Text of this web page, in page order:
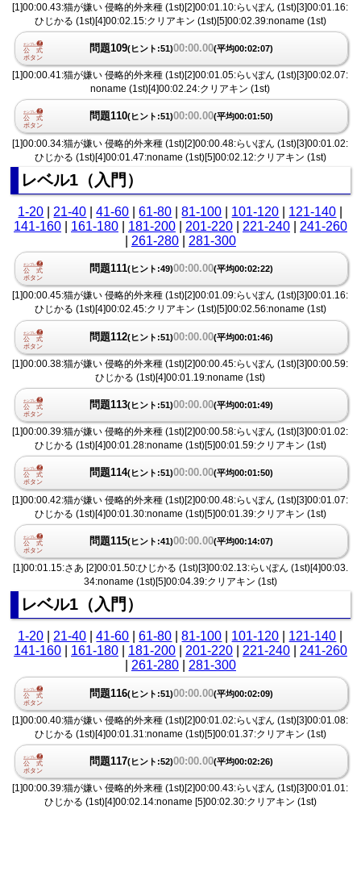
[1]00:00.43:猫が嫌い 侵略的外来種 (1st)[2]00:01.10:らいぽん (1st)[3]00:01.16:
ひじかる (1st)[4]00:02.15:クリアキン (1st)[5]00:02.39:noname (1st)
問題109(ヒント:51)00:00.00(平均00:02:07)
[1]00:00.41:猫が嫌い 侵略的外来種 (1st)[2]00:01.05:らいぽん (1st)[3]00:02.07:
noname (1st)[4]00:02.24:クリアキン (1st)
問題110(ヒント:51)00:00.00(平均00:01:50)
[1]00:00.34:猫が嫌い 侵略的外来種 (1st)[2]00:00.48:らいぽん (1st)[3]00:01.02:
ひじかる (1st)[4]00:01.47:noname (1st)[5]00:02.12:クリアキン (1st)
レベル1（入門）
1-20 21-40 |41-60 |61-80 |81-100 101-120 121-140
141-160| 161-180| 181-200| 201-220| 221-240| 241-260
261-280| 281-300
問題111(ヒント:49)00:00.00(平均00:02:22)
[1]00:00.45:猫が嫌い 侵略的外来種 (1st)[2]00:01.09:らいぽん (1st)[3]00:01.16:
ひじかる (1st)[4]00:02.45:クリアキン (1st)[5]00:02.56:noname (1st)
問題112(ヒント:51)00:00.00(平均00:01:46)
[1]00:00.38:猫が嫌い 侵略的外来種 (1st)[2]00:00.45:らいぽん (1st)[3]00:00.59:
ひじかる (1st)[4]00:01.19:noname (1st)
問題113(ヒント:51)00:00.00(平均00:01:49)
[1]00:00.39:猫が嫌い 侵略的外来種 (1st)[2]00:00.58:らいぽん (1st)[3]00:01.02:
ひじかる (1st)[4]00:01.28:noname (1st)[5]00:01.59:クリアキン (1st)
問題114(ヒント:51)00:00.00(平均00:01:50)
[1]00:00.42:猫が嫌い 侵略的外来種 (1st)[2]00:00.48:らいぽん (1st)[3]00:01.07:
ひじかる (1st)[4]00:01.30:noname (1st)[5]00:01.39:クリアキン (1st)
問題115(ヒント:41)00:00.00(平均00:14:07)
[1]00:01.15:さあ [2]00:01.50:ひじかる (1st)[3]00:02.13:らいぽん (1st)[4]00:03.
34:noname (1st)[5]00:04.39:クリアキン (1st)
レベル1（入門）
1-20 |21-40 |41-60 |61-80 |81-100 101-120 121-140
141-160| 161-180| 181-200| 201-220| 221-240| 241-260
261-280| 281-300
問題116(ヒント:51)00:00.00(平均00:02:09)
[1]00:00.40:猫が嫌い 侵略的外来種 (1st)[2]00:01.02:らいぽん (1st)[3]00:01.08:
ひじかる (1st)[4]00:01.31:noname (1st)[5]00:01.37:クリアキン (1st)
問題117(ヒント:52)00:00.00(平均00:02:26)
[1]00:00.39:猫が嫌い 侵略的外来種 (1st)[2]00:00.43:らいぽん (1st)[3]00:01.01:
ひじかる (1st)[4]00:02.14:noname [5]00:02.30:クリアキン (1st)